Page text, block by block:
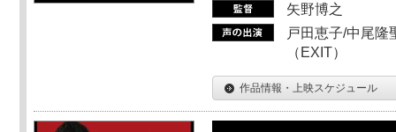
矢野博之
戸田恵子/中尾隆
（EXIT）
作品情報・上映スケジュール